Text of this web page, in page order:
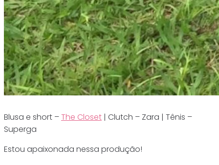
Blusa e short –The Closet | Clutch – Zara | Tênis –
Superga
Estou apaixonada nessa produção!